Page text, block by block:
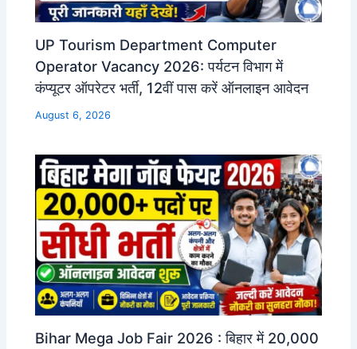
UP Tourism Department Computer
Operator Vacancy 2026: पर्यटन विभाग में
कंप्यूटर ऑपरेटर भर्ती, 12वीं पास करें ऑनलाइन आवेदन
August 6, 2026
Bihar Mega Job Fair 2026 : बिहार में 20,000